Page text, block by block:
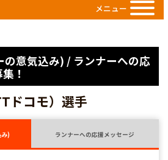
メニュー
の意気込み) / ランナーへの応
！
ドコモ）選手
み) ランナーへの応援メッセージ